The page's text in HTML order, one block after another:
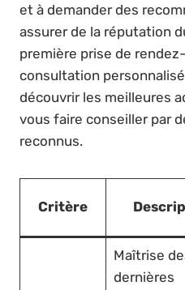
et à demander des
assurer de la réputation
première prise de
consultation
découvrir les meilleures
vous faire conseiller par
reconnus.
Critère
Maîtrise
dernières